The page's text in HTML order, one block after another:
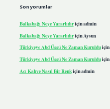
Son yorumlar
Balkabağı Neye Yararlıdıriçinadmin
Balkabağı Neye Yararlıdıriçin Aysun
Türkiyeye Abd Üssü Ne Zaman Kurulduiçin
Türkiyeye Abd Üssü Ne Zaman Kurulduiçin
Acı Kahve Nasıl Bir Renkiçinadmin